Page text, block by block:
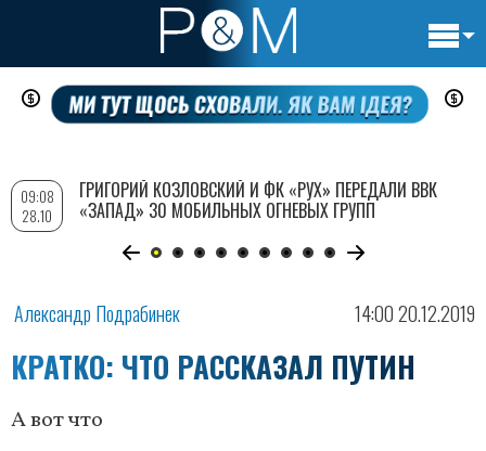
Перейти
содержанию
Александр Подрабинек 14:00 20.12.2019
КРАТКО: ЧТО РАССКАЗАЛ ПУТИН
А вот что
09:08
28.10
ГРИГОРИЙ КОЗЛОВСКИЙ И ФК «РУХ» ПЕРЕДАЛИ ВВК
«ЗАПАД» 30 МОБИЛЬНЫХ ОГНЕВЫХ ГРУПП